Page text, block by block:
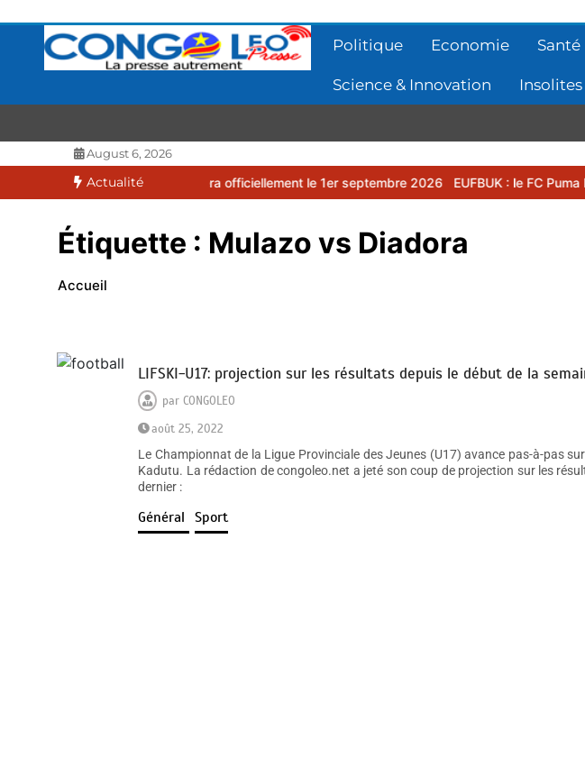
contenu
Politique Economie Santé
Science & Innovation Insolites
CONGOLEO
La presse autrement
August 6, 2026
Actualité
2027 débutera officiellement le 1er septembre 2026 EUFBUK : le FC Puma Familia
Étiquette : Mulazo vs Diadora
Accueil
LIFSKI-U17: projection sur les résultats depuis le début de la
parCONGOLEO
août 25, 2022
Le Championnat de la Ligue Provinciale des Jeunes (U17) avance pas-à-pas
Kadutu. La rédaction de congoleo.net a jeté son coup de projection sur les
dernier :
Général Sport